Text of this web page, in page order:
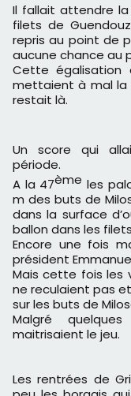
Il fallait attendre la
filets de
repris au point de
aucune chance au
Cette égalisation
mettaient à mal la
restait là.
Un score qui
période.
A la 47ème les
m des buts de
dans la surface
ballon dans les
Encore une fois
président
Mais cette fois les
ne reculaient pas
sur les buts de
Malgré
maitrisaient le jeu.
Les rentrées de